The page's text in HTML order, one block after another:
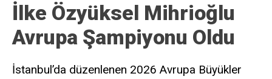
İlke Özyüksel Mihrioğlu
Avrupa Şampiyonu Oldu
İstanbul’da düzenlenen 2026 Avrupa Büyükler